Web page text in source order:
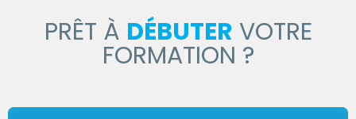
PRÊT À DÉBUTER VOTRE
FORMATION ?